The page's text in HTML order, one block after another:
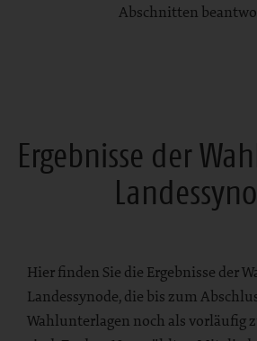
Abschnitten
Ergebnisse der
Hier finden Sie die Ergebnisse der
Landessynode, die bis zum
Wahlunterlagen noch als vorläufig